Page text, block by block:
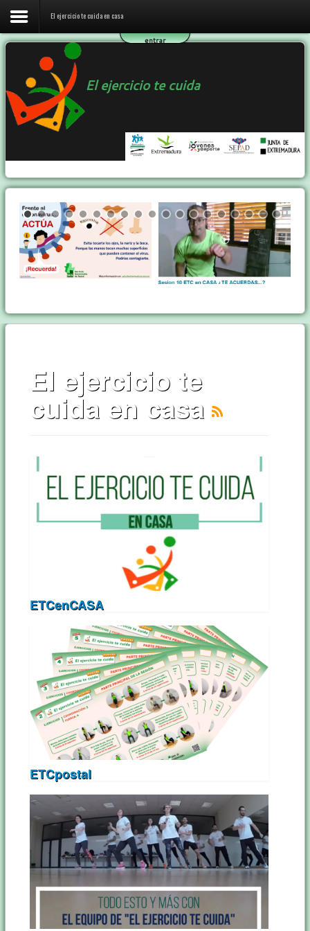
El ejercicio te cuida en casa
El programa ETC
Ejercicio y Salud
Contactar
El ejercicio te cuida en casa
entrar
El ejercicio te cuida
El ejercicio te
cuida en casa
ETCenCASA
ETCpostal